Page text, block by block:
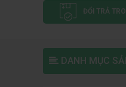
ĐỔI TRẢ
DANH MỤC